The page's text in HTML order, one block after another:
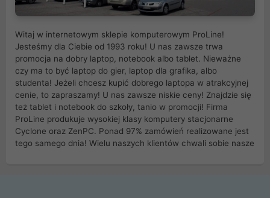
Witaj w internetowym sklepie komputerowym ProLine!
Jesteśmy dla Ciebie od 1993 roku! U nas zawsze trwa
promocja na dobry laptop, notebook albo tablet. Nieważne
czy ma to być laptop do gier, laptop dla grafika, albo
studenta! Jeżeli chcesz kupić dobrego laptopa w atrakcyjnej
cenie, to zapraszamy! U nas zawsze niskie ceny! Znajdzie się
też tablet i notebook do szkoły, tanio w promocji! Firma
ProLine produkuje wysokiej klasy komputery stacjonarne
Cyclone oraz ZenPC. Ponad 97% zamówień realizowane jest
tego samego dnia! Wielu naszych klientów chwali sobie nasze